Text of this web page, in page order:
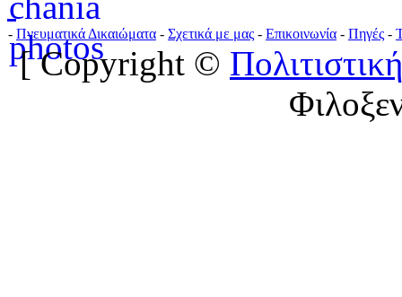
- Πνευματικά Δικαιώματα - Σχετικά με μας - Επικοινωνία - Πηγές -
[ Copyright ©